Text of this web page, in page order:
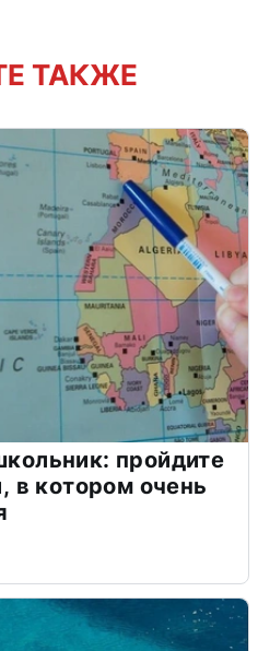
ТАКЖЕ
пройдите
в котором очень